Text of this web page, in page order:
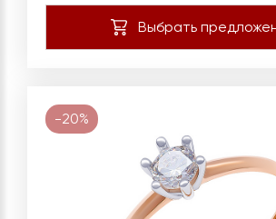
-20%